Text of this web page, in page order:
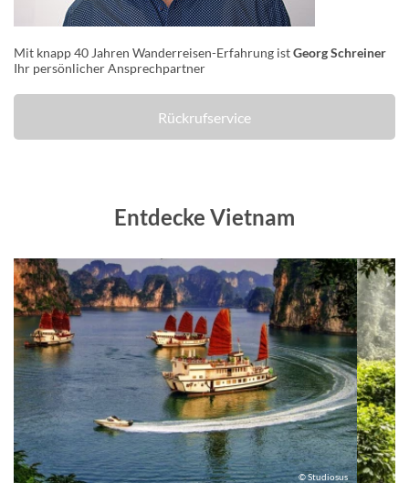
Mit knapp 40 Jahren Wanderreisen-Erfahrung istGeorg Schreiner
Ihr persönlicher Ansprechpartner
Rückrufservice
Entdecke Vietnam
© Studiosus